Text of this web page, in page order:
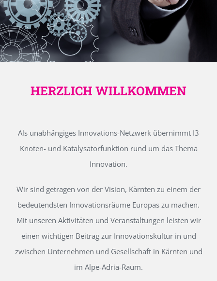
HERZLICH WILLKOMMEN
Als unabhängiges Innovations-Netzwerk übernimmt I3
Knoten- und Katalysatorfunktion rund um das Thema
Innovation.
Wir sind getragen von der Vision, Kärnten zu einem der
bedeutendsten Innovationsräume Europas zu machen.
Mit unseren Aktivitäten und Veranstaltungen leisten wir
einen wichtigen Beitrag zur Innovationskultur in und
zwischen Unternehmen und Gesellschaft in Kärnten und
im Alpe-Adria-Raum.